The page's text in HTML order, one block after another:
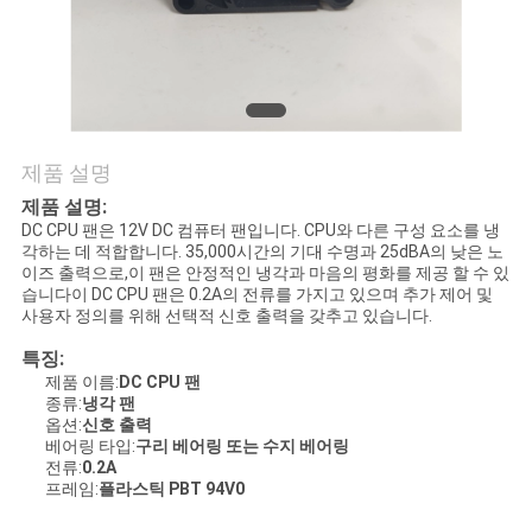
세
요
뉴
스
제품 설명
제품 설명:
DC CPU 팬은 12V DC 컴퓨터 팬입니다. CPU와 다른 구성 요소를 냉
각하는 데 적합합니다. 35,000시간의 기대 수명과 25dBA의 낮은 노
이즈 출력으로,이 팬은 안정적인 냉각과 마음의 평화를 제공 할 수 있
습니다이 DC CPU 팬은 0.2A의 전류를 가지고 있으며 추가 제어 및
사용자 정의를 위해 선택적 신호 출력을 갖추고 있습니다.
특징:
제품 이름: DC CPU 팬
종류:냉각 팬
옵션:신호 출력
베어링 타입:구리 베어링 또는 수지 베어링
전류:0.2A
프레임:플라스틱 PBT 94V0